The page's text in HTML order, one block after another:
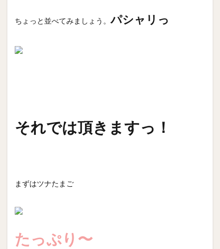
ちょっと並べてみましょう。 パシャリっ
それでは頂きますっ！
まずはツナたまご
たっぷり〜